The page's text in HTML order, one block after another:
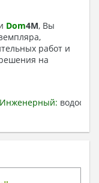
Dom4M, Вы
работ и
на
Инженерный:
дополнительную